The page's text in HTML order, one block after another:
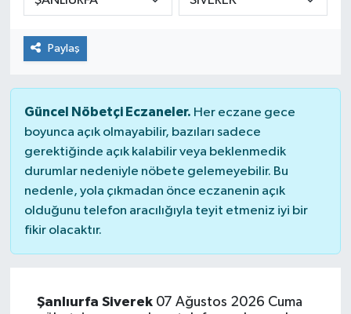
Paylaş
Güncel Nöbetçi Eczaneler. Her eczane gece
boyunca açık olmayabilir, bazıları sadece
gerektiğinde açık kalabilir veya beklenmedik
durumlar nedeniyle nöbete gelemeyebilir. Bu
nedenle, yola çıkmadan önce eczanenin açık
olduğunu telefon aracılığıyla teyit etmeniz iyi bir
fikir olacaktır.
Şanlıurfa Siverek07 Ağustos 2026 Cuma